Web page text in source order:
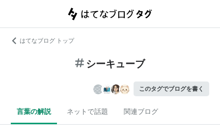
はてなブログ トップ
シーキューブ
このタグでブログを書く
言葉の解説 ネットで話題 関連ブログ